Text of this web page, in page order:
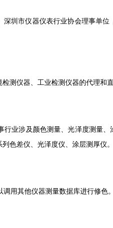
圳市仪器仪表行业协会理事单
测仪器、工业检测仪器的代理和直
业涉及颜色测量、光泽度测量
色差仪、光泽度仪、涂层测厚仪。
用其他仪器测量数据库进行修色。